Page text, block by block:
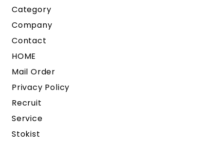
Category
Company
Contact
HOME
Mail Order
Privacy Policy
Recruit
Service
Stokist